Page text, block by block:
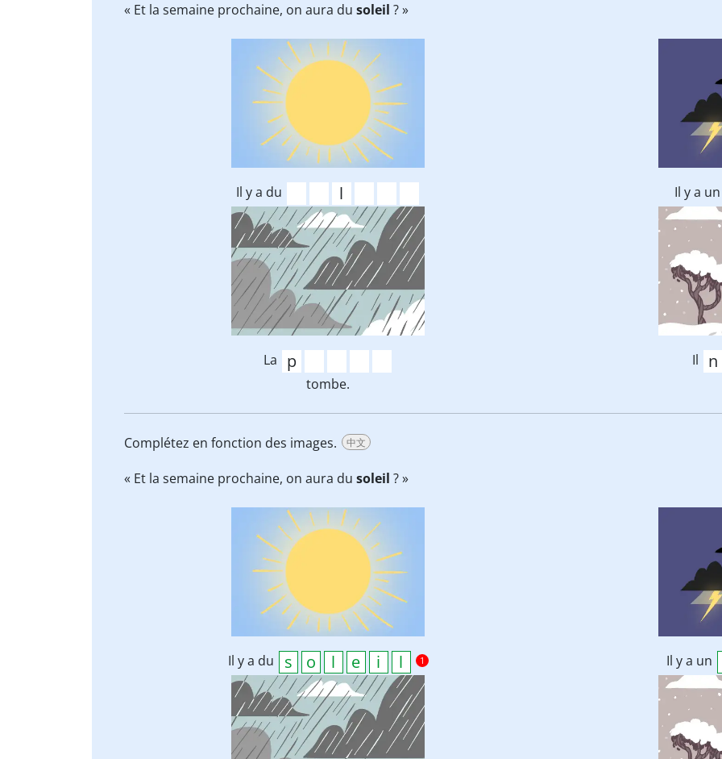
« Et la semaine prochaine, on aura du soleil ? »
Il y a du Il y a
La
tombe.
Il
Complétez en fonction des images. 中文
« Et la semaine prochaine, on aura du soleil ? »
Il y a du 1 Il y a un